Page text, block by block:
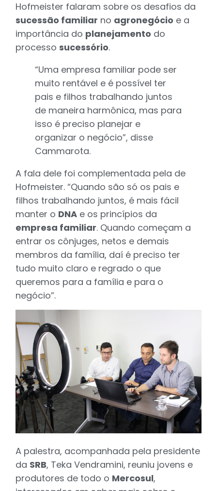
Hofmeister falaram sobre os desafios da
sucessão familiar no agronegócio e a
importância do planejamento do
processosucessório.
“Uma empresa familiar pode ser
muito rentável e é possível ter
pais e filhos trabalhando juntos
de maneira harmônica, mas para
isso é preciso planejar e
organizar o negócio”, disse
Cammarota.
A fala dele foi complementada pela de
Hofmeister. “Quando são só os pais e
filhos trabalhando juntos, é mais fácil
manter o DNA e os princípios da
empresa familiar. Quando começam a
entrar os cônjuges, netos e demais
membros da família, daí é preciso ter
tudo muito claro e regrado o que
queremos para a família e para o
negócio”.
A palestra, acompanhada pela presidente
da SRB, Teka Vendramini, reuniu jovens e
produtores de todo o Mercosul,